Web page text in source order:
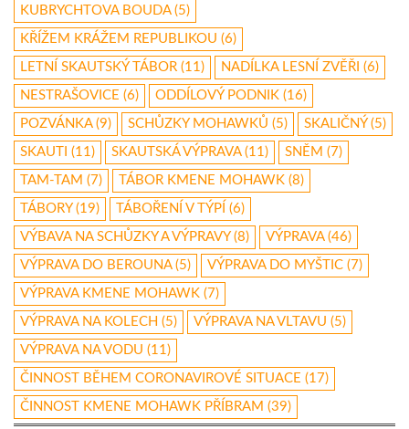
KUBRYCHTOVA BOUDA(5)
KŘÍŽEM KRÁŽEM REPUBLIKOU (6)
LETNÍ SKAUTSKÝ TÁBOR (11) NADÍLKA LESNÍ ZVĚŘI (6)
NESTRAŠOVICE (6) ODDÍLOVÝ PODNIK (16)
POZVÁNKA(9) SCHŮZKY MOHAWKŮ (5) SKALIČNÝ(5)
SKAUTI (11) SKAUTSKÁ VÝPRAVA(11) SNĚM (7)
TAM-TAM (7) TÁBOR KMENE MOHAWK (8)
TÁBORY(19) TÁBOŘENÍ V TÝPÍ (6)
VÝBAVA NA SCHŮZKY A VÝPRAVY(8) VÝPRAVA(46)
VÝPRAVA DO BEROUNA(5) VÝPRAVA DO MYŠTIC (7)
VÝPRAVA KMENE MOHAWK (7)
VÝPRAVA NA KOLECH (5) VÝPRAVA NA VLTAVU (5)
VÝPRAVA NA VODU (11)
ČINNOST BĚHEM CORONAVIROVÉ SITUACE (17)
ČINNOST KMENE MOHAWK PŘÍBRAM (39)